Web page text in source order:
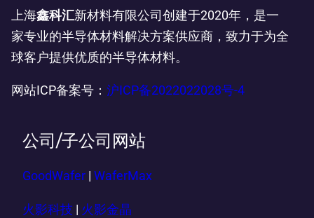
上海鑫科汇新材料有限公司创建于2020年，是一
家专业的半导体材料解决方案供应商，致力于为全
球客户提供优质的半导体材料。
网站ICP备案号： 沪ICP备2022022028号-4
公司/子公司网站
GoodWafer WaferMax
火影科技 火影金晶